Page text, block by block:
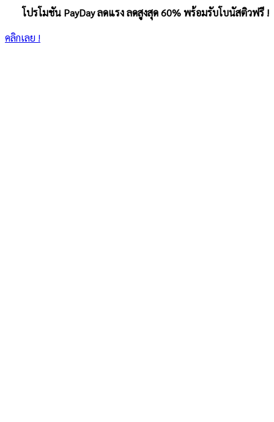
โปรโมชัน PayDay ลดแรง ลดสูงสุด 60% พร้อมรับโบนัสติวฟรี !
คลิกเลย !